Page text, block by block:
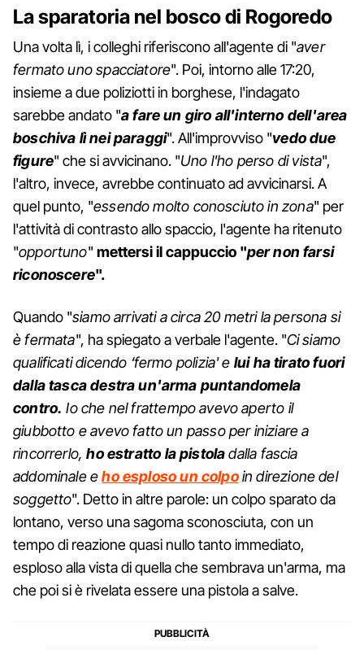
La sparatoria nel bosco di Rogoredo
Una volta lì, i colleghi riferiscono all'agente di "aver
fermato uno spacciatore". Poi, intorno alle 17:20,
insieme a due poliziotti in borghese, l'indagato
sarebbe andato "a fare un giro all'interno dell'area
boschiva lì nei paraggi". All'improvviso "vedo due
figure" che si avvicinano. "Uno l'ho perso di vista",
l'altro, invece, avrebbe continuato ad avvicinarsi. A
quel punto, "essendo molto conosciuto in zona" per
l'attività di contrasto allo spaccio, l'agente ha ritenuto
"opportuno" mettersi il cappuccio "per non farsi
riconoscere".
Quando "siamo arrivati a circa 20 metri la persona si
è fermata", ha spiegato a verbale l'agente. "Ci siamo
qualificati dicendo ‘fermo polizia' e lui ha tirato fuori
dalla tasca destra un'arma puntandomela
contro. Io che nel frattempo avevo aperto il
giubbotto e avevo fatto un passo per iniziare a
rincorrerlo,ho estratto la pistoladalla fascia
addominale eho esploso un colpoin direzione del
soggetto". Detto in altre parole: un colpo sparato da
lontano, verso una sagoma sconosciuta, con un
tempo di reazione quasi nullo tanto immediato,
esploso alla vista di quella che sembrava un'arma, ma
che poi si è rivelata essere una pistola a salve.